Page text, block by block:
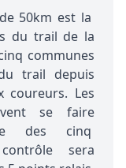
de 50km est la
du trail de la
communes
trail depuis
coureurs. Les
se faire
des cinq
sera